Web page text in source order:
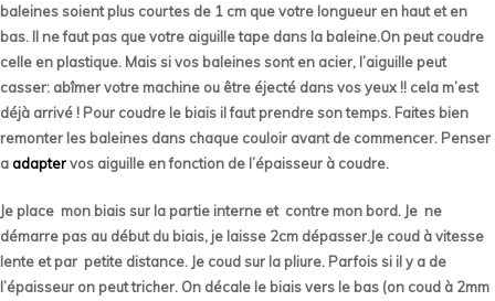
baleines soient plus courtes de 1 cm que votre longueur en haut et en
bas. Il ne faut pas que votre aiguille tape dans la baleine.On peut coudre
celle en plastique. Mais si vos baleines sont en acier, l’aiguille peut
casser: abîmer votre machine ou être éjecté dans vos yeux !! cela m’est
déjà arrivé ! Pour coudre le biais il faut prendre son temps. Faites bien
remonter les baleines dans chaque couloir avant de commencer. Penser
a adaptervos aiguille en fonction de l’épaisseur à coudre.
Je place mon biais sur la partie interne et contre mon bord. Je ne
démarre pas au début du biais, je laisse 2cm dépasser.Je coud à vitesse
lente et par petite distance. Je coud sur la pliure. Parfois si il y a de
l’épaisseur on peut tricher. On décale le biais vers le bas (on coud à 2mm